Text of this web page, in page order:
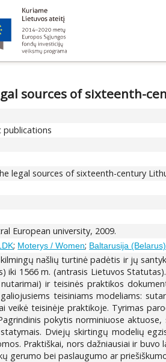
sources of sixteenth-
publications
legal sources of sixteenth-century
European university, 2009.
; Moterys / Women; Baltarusija (Belarus)
našlių turtinė padėtis ir jų
iki 1566 m. (antrasis Lietuvos
ir teisinės praktikos
teisiniams modeliams:
veikė teisinėje praktikoje. Tyrimas
pokytis norminiuose
Dviejų skirtingų modelių
Praktiškai, nors dažniausiai ir
gerumo bei paslaugumo ar